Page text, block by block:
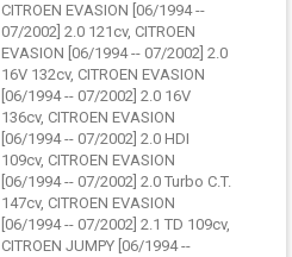
CITROEN EVASION [06/1994 --
07/2002] 2.0 121cv, CITROEN
EVASION [06/1994 -- 07/2002] 2.0
16V 132cv, CITROEN EVASION
[06/1994 -- 07/2002] 2.0 16V
136cv, CITROEN EVASION
[06/1994 -- 07/2002] 2.0 HDI
109cv, CITROEN EVASION
[06/1994 -- 07/2002] 2.0 Turbo C.T.
147cv, CITROEN EVASION
[06/1994 -- 07/2002] 2.1 TD 109cv,
CITROEN JUMPY [06/1994 --